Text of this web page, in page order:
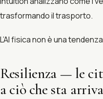
trasformando il trasporto.
L’AI fisica non è una
Resilienza — le
a ciò che sta